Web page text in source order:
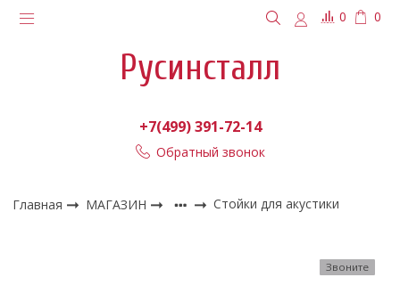
0 0
Русинсталл
+7(499) 391-72-14
Обратный звонок
Главная МАГАЗИН Стойки для акустики
Звоните